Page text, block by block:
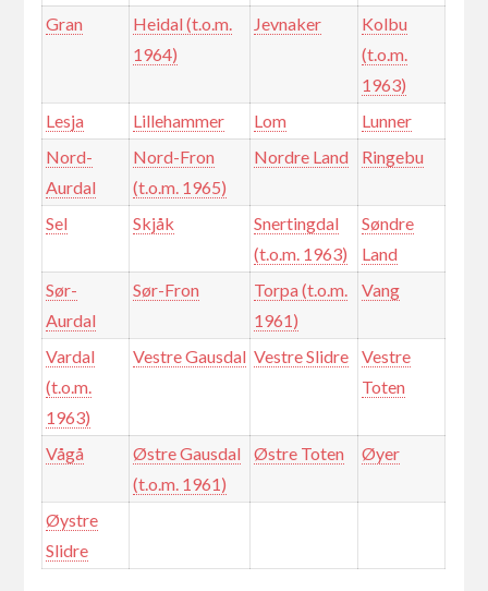
Gran
Heidal (t.o.m.
1964)
Jevnaker
Kolbu
(t.o.m.
1963)
Lesja
Lillehammer Lom
Lunner
Nord-
Aurdal
Nord-Fron
(t.o.m. 1965)
Nordre Land Ringebu
Sel Skjåk
Snertingdal
(t.o.m. 1963)
Søndre
Land
Sør-
Aurdal
Sør-Fron
Torpa (t.o.m.
1961)
Vang
Vardal
(t.o.m.
1963)
Vestre Gausdal Vestre Slidre
Vestre
Toten
Vågå
Østre Gausdal
(t.o.m. 1961)
Østre Toten Øyer
Øystre
Slidre